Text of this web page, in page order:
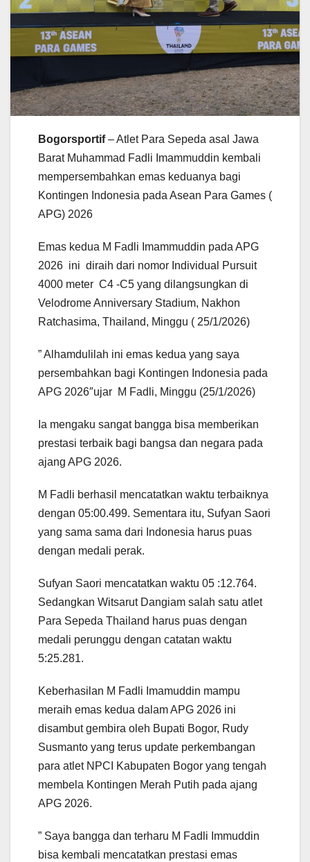
Bogorsportif– Atlet Para Sepeda asal Jawa
Barat Muhammad Fadli Imammuddin kembali
mempersembahkan emas keduanya bagi
Kontingen Indonesia pada Asean Para Games (
APG) 2026
Emas kedua M Fadli Imammuddin pada APG
2026 ini diraih dari nomor Individual Pursuit
4000 meter C4 -C5 yang dilangsungkan di
Velodrome Anniversary Stadium, Nakhon
Ratchasima, Thailand, Minggu ( 25/1/2026)
” Alhamdulilah ini emas kedua yang saya
persembahkan bagi Kontingen Indonesia pada
APG 2026″ujar M Fadli, Minggu (25/1/2026)
Ia mengaku sangat bangga bisa memberikan
prestasi terbaik bagi bangsa dan negara pada
ajang APG 2026.
M Fadli berhasil mencatatkan waktu terbaiknya
dengan 05:00.499. Sementara itu, Sufyan Saori
yang sama sama dari Indonesia harus puas
dengan medali perak.
Sufyan Saori mencatatkan waktu 05 :12.764.
Sedangkan Witsarut Dangiam salah satu atlet
Para Sepeda Thailand harus puas dengan
medali perunggu dengan catatan waktu
5:25.281.
Keberhasilan M Fadli Imamuddin mampu
meraih emas kedua dalam APG 2026 ini
disambut gembira oleh Bupati Bogor, Rudy
Susmanto yang terus update perkembangan
para atlet NPCI Kabupaten Bogor yang tengah
membela Kontingen Merah Putih pada ajang
APG 2026.
” Saya bangga dan terharu M Fadli Immuddin
bisa kembali mencatatkan prestasi emas